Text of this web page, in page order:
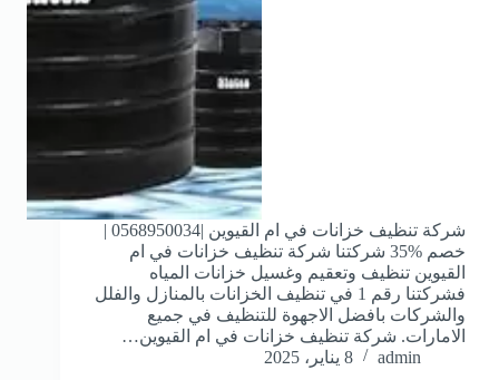
شركة تنظيف خزانات في ام القيوين |0568950034 |
خصم %35 شركتنا شركة تنظيف خزانات في ام
القيوين تنظيف وتعقيم وغسيل خزانات المياه
فشركتنا رقم 1 في تنظيف الخزانات بالمنازل والفلل
والشركات بافضل الاجهوة للتنظيف في جميع
الامارات. شركة تنظيف خزانات في ام القيوين…
admin
8 يناير، 2025